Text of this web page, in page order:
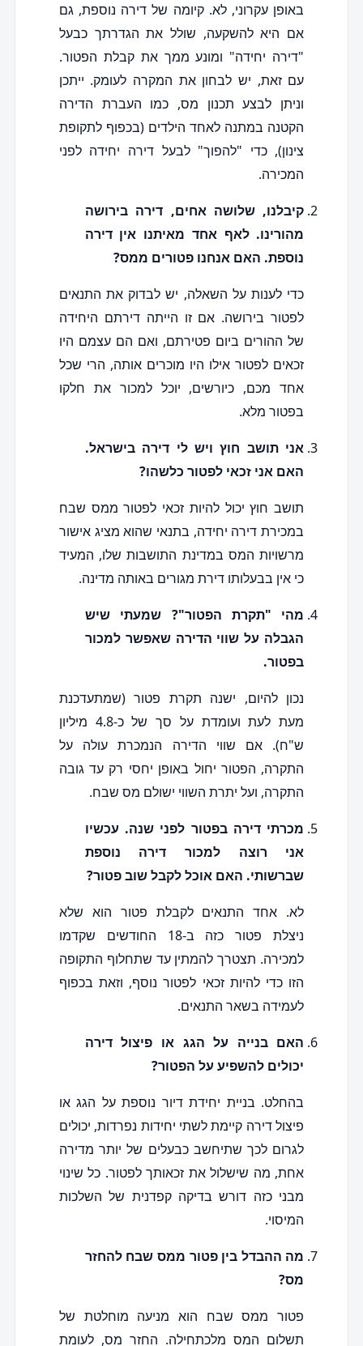
באופן עקרוני, לא. קיומה של דירה נוספת, גם
אם היא להשקעה, שולל את הגדרתך כבעל
"דירה יחידה" ומונע ממך את קבלת הפטור.
עם זאת, יש לבחון את המקרה לעומק. ייתכן
וניתן לבצע תכנון מס, כמו העברת הדירה
הקטנה במתנה לאחד הילדים (בכפוף לתקופת
צינון), כדי "להפוך" לבעל דירה יחידה לפני
המכירה.
קיבלנו, שלושה אחים, דירה בירושה
מהורינו. לאף אחד מאיתנו אין דירה
נוספת. האם אנחנו פטורים ממס?
כדי לענות על השאלה, יש לבדוק את התנאים
לפטור בירושה. אם זו הייתה דירתם היחידה
של ההורים ביום פטירתם, ואם הם עצמם היו
זכאים לפטור אילו היו מוכרים אותה, הרי שכל
אחד מכם, כיורשים, יוכל למכור את חלקו
בפטור מלא.
אני תושב חוץ ויש לי דירה בישראל.
האם אני זכאי לפטור כלשהו?
תושב חוץ יכול להיות זכאי לפטור ממס שבח
במכירת דירה יחידה, בתנאי שהוא מציג אישור
מרשויות המס במדינת התושבות שלו, המעיד
כי אין בבעלותו דירת מגורים באותה מדינה.
מהי "תקרת הפטור"? שמעתי שיש
הגבלה על שווי הדירה שאפשר למכור
בפטור.
נכון להיום, ישנה תקרת פטור (שמתעדכנת
מעת לעת ועומדת על סך של כ-4.8 מיליון
ש"ח). אם שווי הדירה הנמכרת עולה על
התקרה, הפטור יחול באופן יחסי רק עד גובה
התקרה, ועל יתרת השווי ישולם מס שבח.
מכרתי דירה בפטור לפני שנה. עכשיו
אני רוצה למכור דירה נוספת
שברשותי. האם אוכל לקבל שוב פטור?
לא. אחד התנאים לקבלת פטור הוא שלא
ניצלת פטור כזה ב-18 החודשים שקדמו
למכירה. תצטרך להמתין עד שתחלוף התקופה
הזו כדי להיות זכאי לפטור נוסף, וזאת בכפוף
לעמידה בשאר התנאים.
האם בנייה על הגג או פיצול דירה
יכולים להשפיע על הפטור?
בהחלט. בניית יחידת דיור נוספת על הגג או
פיצול דירה קיימת לשתי יחידות נפרדות, יכולים
לגרום לכך שתיחשב כבעלים של יותר מדירה
אחת, מה שישלול את זכאותך לפטור. כל שינוי
מבני כזה דורש בדיקה קפדנית של השלכות
המיסוי.
מה ההבדל בין פטור ממס שבח להחזר
מס?
פטור ממס שבח הוא מניעה מוחלטת של
תשלום המס מלכתחילה. החזר מס, לעומת